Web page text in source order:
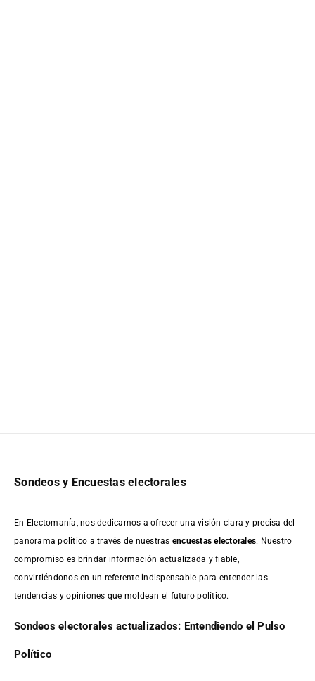
Sondeos y Encuestas electorales
En Electomanía, nos dedicamos a ofrecer una visión clara y precisa del
panorama político a través de nuestras encuestas electorales. Nuestro
compromiso es brindar información actualizada y fiable,
convirtiéndonos en un referente indispensable para entender las
tendencias y opiniones que moldean el futuro político.
Sondeos electorales actualizados: Entendiendo el Pulso
Político